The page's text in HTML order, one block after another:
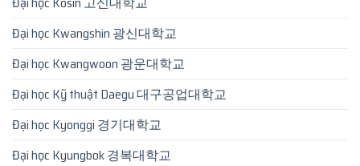
Đại học Kwangshin 광신대학교
Đại học Kwangwoon 광운대학교
Đại học Kỹ thuật Daegu 대구공업대학교
Đại học Kyonggi 경기대학교
Đại học Kyungbok 경복대학교